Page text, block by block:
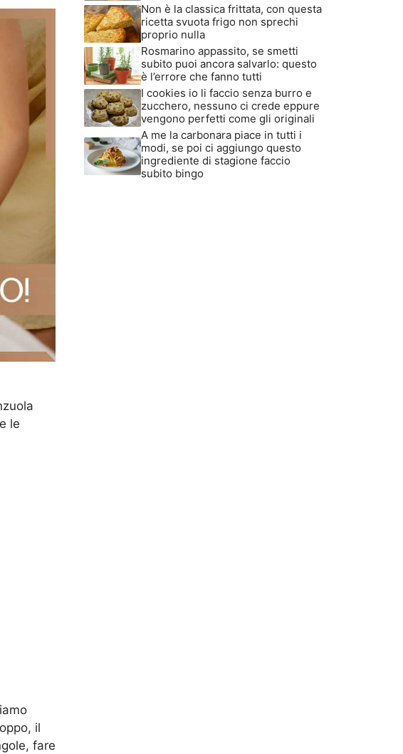
le
il
fare
Non è la classica frittata, con questa
ricetta svuota frigo non sprechi
proprio nulla
Rosmarino appassito, se smetti
subito puoi ancora salvarlo: questo
è l’errore che fanno tutti
I cookies io li faccio senza burro e
zucchero, nessuno ci crede eppure
vengono perfetti come gli originali
A me la carbonara piace in tutti i
modi, se poi ci aggiungo questo
ingrediente di stagione faccio
subito bingo